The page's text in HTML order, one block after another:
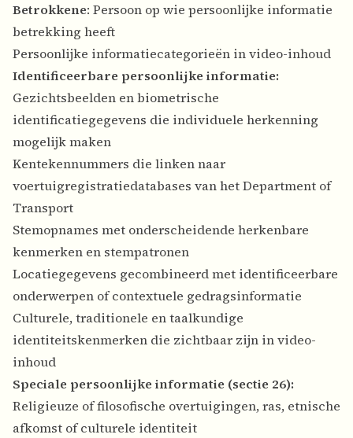
Betrokkene: Persoon op wie persoonlijke informatie
betrekking heeft
Persoonlijke informatiecategorieën in video-inhoud
Identificeerbare persoonlijke informatie:
Gezichtsbeelden en biometrische
identificatiegegevens die individuele herkenning
mogelijk maken
Kentekennummers die linken naar
voertuigregistratiedatabases van het Department of
Transport
Stemopnames met onderscheidende herkenbare
kenmerken en stempatronen
Locatiegegevens gecombineerd met identificeerbare
onderwerpen of contextuele gedragsinformatie
Culturele, traditionele en taalkundige
identiteitskenmerken die zichtbaar zijn in video-
inhoud
Speciale persoonlijke informatie (sectie 26):
Religieuze of filosofische overtuigingen, ras, etnische
afkomst of culturele identiteit